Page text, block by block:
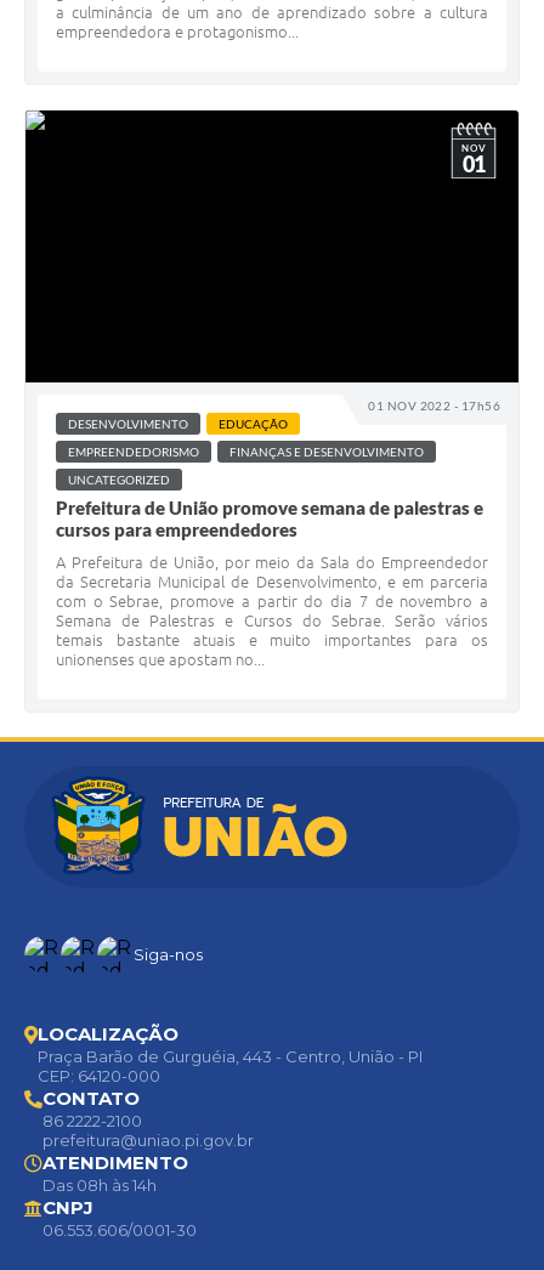
a culminância de um ano de aprendizado sobre a cultura
empreendedora e protagonismo...
01 NOV 2022 - 17h56
NOV
01
DESENVOLVIMENTO
EDUCAÇÃO
EMPREENDEDORISMO
FINANÇAS E DESENVOLVIMENTO
UNCATEGORIZED
Prefeitura de União promove semana de palestras e
cursos para empreendedores
A Prefeitura de União, por meio da Sala do Empreendedor
da Secretaria Municipal de Desenvolvimento, e em parceria
com o Sebrae, promove a partir do dia 7 de novembro a
Semana de Palestras e Cursos do Sebrae. Serão vários
temais bastante atuais e muito importantes para os
unionenses que apostam no...
Siga-nos
LOCALIZAÇÃO
Praça Barão de Gurguéia, 443 - Centro, União - PI
CEP: 64120-000
CONTATO
86 2222-2100
prefeitura@uniao.pi.gov.br
ATENDIMENTO
Das 08h às 14h
CNPJ
06.553.606/0001-30